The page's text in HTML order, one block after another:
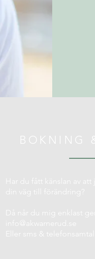
BOKNING
Har du fått känslan av
din väg till förändring?
Då når du mig enklast
info@akwarnerud.se
Eller sms & telefonsamtal